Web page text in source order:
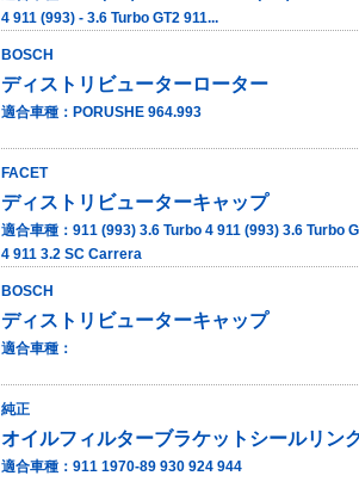
4 911 (993) - 3.6 Turbo GT2 911...
BOSCH
ディストリビューターローター
適合車種：PORUSHE 964.993
FACET
ディストリビューターキャップ
適合車種：911 (993) 3.6 Turbo 4 911 (993) 3.6 Turbo
4 911 3.2 SC Carrera
BOSCH
ディストリビューターキャップ
適合車種：
純正
オイルフィルターブラケットシールリン
適合車種：911 1970-89 930 924 944